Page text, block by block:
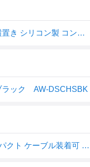
エレコム ELECOM Apple Watch アップルウォッチ 充電器スタンド 横置き シリコン製 コンパクト ブラック AW-DSCHSBK
ラック AW-DSCHSBK
エレコム Apple Watch 充電スタンド シリコン製 横置きタイプ 小型 コンパクト ケーブル装着可 [Series Ultra 送料無料